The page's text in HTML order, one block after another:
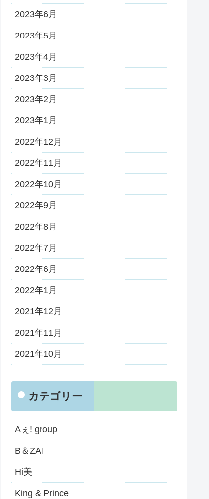
2023年6月
2023年5月
2023年4月
2023年3月
2023年2月
2023年1月
2022年12月
2022年11月
2022年10月
2022年9月
2022年8月
2022年7月
2022年6月
2022年1月
2021年12月
2021年11月
2021年10月
カテゴリー
Aぇ! group
B＆ZAI
Hi美
King & Prince